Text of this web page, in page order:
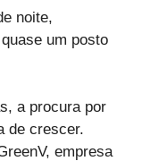
noite,
um posto
a procura por
de crescer.
empresa